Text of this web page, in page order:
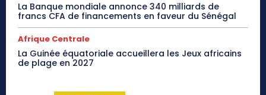
La Banque mondiale annonce 340 milliards de
francs CFA de financements en faveur du Sénégal
Afrique Centrale
La Guinée équatoriale accueillera les Jeux africains
de plage en 2027